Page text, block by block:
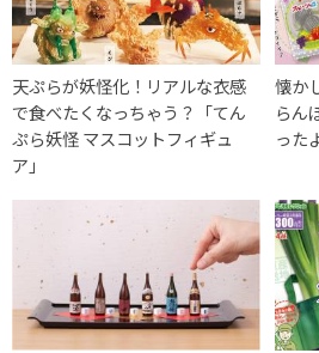
天ぷらが妖怪化！リアルな衣感
で食べたくなっちゃう？「てん
ぷら妖怪 マスコットフィギュ
ア」
懐か
らん
った